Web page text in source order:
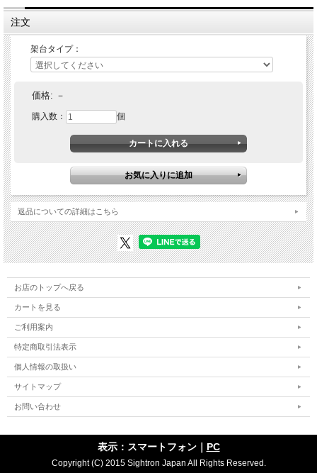
注文
架台タイプ：
価格: －
購入数： 個
返品についての詳細はこちら
お店のトップへ戻る
カートを見る
ご利用案内
特定商取引法表示
個人情報の取扱い
サイトマップ
お問い合わせ
表示：スマートフォン｜ PC
Copyright (C) 2015 Sightron Japan All Rights Reserved.